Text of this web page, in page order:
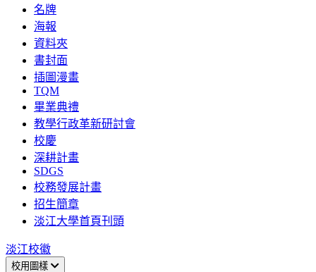
名牌
海報
資料夾
書封面
插圖漫畫
TQM
畢業典禮
教學行政革新研討會
校慶
深耕計畫
SDGS
校務發展計畫
招生簡章
淡江大學首頁刊頭
淡江校徽
校用圖樣